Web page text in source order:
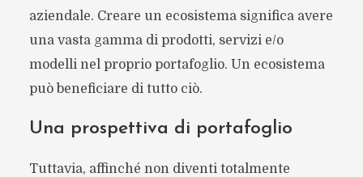
aziendale. Creare un ecosistema significa avere
una vasta gamma di prodotti, servizi e/o
modelli nel proprio portafoglio. Un ecosistema
può beneficiare di tutto ciò.
Una prospettiva di portafoglio
Tuttavia, affinché non diventi totalmente